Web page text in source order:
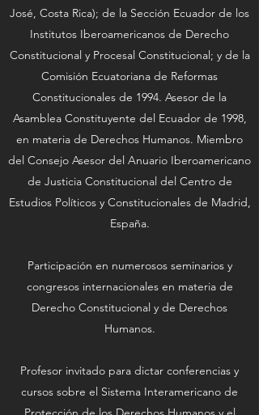
José, Costa Rica); de la Sección Ecuador de los
Institutos Iberoamericanos de Derecho
Constitucional y Procesal Constitucional; y de la
Comisión Ecuatoriana de Reformas
Constitucionales de 1994. Asesor de la
Asamblea Constituyente del Ecuador de 1998,
en materia de Derechos Humanos. Miembro
del Consejo Asesor del Anuario Iberoamericano
de Justicia Constitucional del Centro de
Estudios Políticos y Constitucionales de Madrid,
España.
Participación en numerosos seminarios y
congresos internacionales en materia de
Derecho Constitucional y de Derechos
Humanos.
Profesor invitado para dictar conferencias y
cursos sobre el Sistema Interamericano de